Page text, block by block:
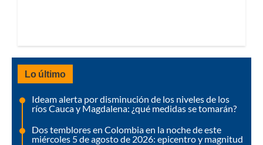
Lo último
Ideam alerta por disminución de los niveles de los
ríos Cauca y Magdalena: ¿qué medidas se tomarán?
Dos temblores en Colombia en la noche de este
miércoles 5 de agosto de 2026: epicentro y magnitud